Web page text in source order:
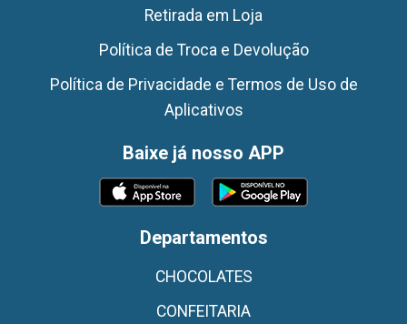
Retirada em Loja
Política de Troca e Devolução
Política de Privacidade e Termos de Uso de
Aplicativos
Baixe já nosso APP
Departamentos
CHOCOLATES
CONFEITARIA